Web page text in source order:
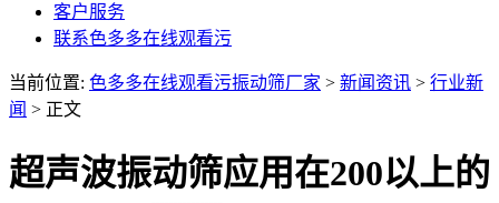
客户服务
联系色多多在线观看污
当前位置: 色多多在线观看污振动筛厂家 > 新闻资讯 > 行业新
闻 > 正文
超声波振动筛应用在200以上的